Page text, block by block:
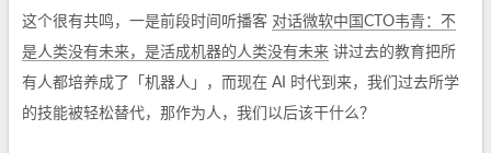
这个很有共鸣，一是前段时间听播客 对话微软中国CTO韦青：不
是人类没有未来，是活成机器的人类没有未来 讲过去的教育把所
有人都培养成了「机器人」，而现在 AI 时代到来，我们过去所学
的技能被轻松替代，那作为人，我们以后该干什么？